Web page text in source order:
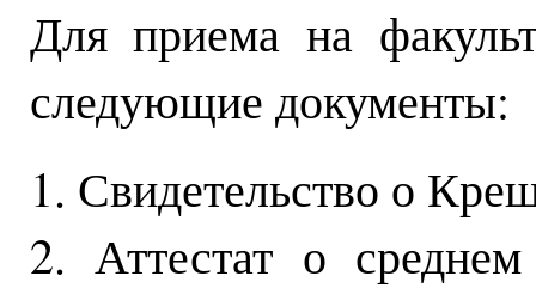
Для приема на
следующие документы:
1. Свидетельство о
2. Аттестат о